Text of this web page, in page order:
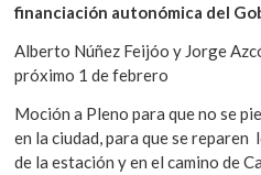
financiación autonómica del
Alberto Núñez Feijóo y Jorge
próximo 1 de febrero
Moción a Pleno para que no se
en la ciudad, para que se reparen
de la estación y en el camino de